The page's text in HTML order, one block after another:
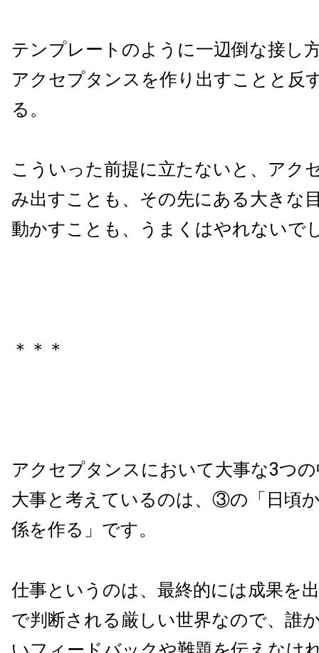
テンプレートのように一辺倒な接し
アクセプタンスを作り出すことと反
る。
こういった前提に立たないと、アク
み出すことも、その先にある大きな
動かすことも、うまくはやれないで
＊＊＊
アクセプタンスにおいて大事な3つ
大事と考えているのは、③の「日頃
係を作る」です。
仕事というのは、最終的には成果を
で判断される厳しい世界なので、誰